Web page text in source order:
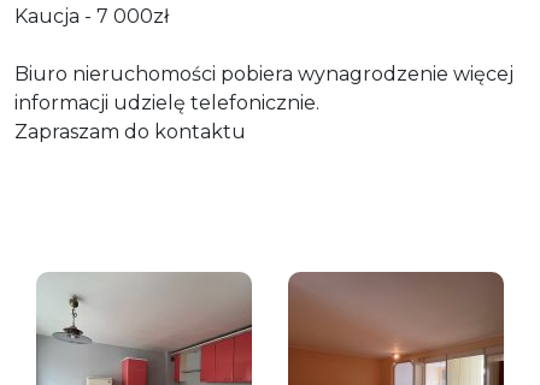
Kaucja - 7 000zł
Biuro nieruchomości pobiera wynagrodzenie więcej
informacji udzielę telefonicznie.
Zapraszam do kontaktu